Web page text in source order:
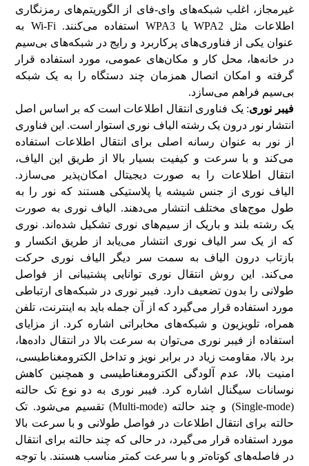
غیرمجاز، اغلب شبکه‌های وای-فای از الگوریتم‌های رمزنگاری
اطلاعات مثل WPA2 یا WPA3 استفاده می‌کنند. Wi-Fi به
عنوان یکی از فناوری‌های پرکاربرد و رایج در شبکه‌های بی‌سیم
در خانه‌ها، محل کار و مکان‌های عمومی، مورد استفاده قرار
گرفته و امکان اتصال همزمان چند دستگاه را به یک شبکه
بی‌سیم فراهم می‌سازد.
فیبر نوری: یک فناوری انتقال اطلاعات است که بر اساس اصل
انتشار نور درون یک رشته الیاف نوری استوار است. این فناوری
از نور به عنوان رسانه اصلی برای انتقال اطلاعات استفاده
می‌کند و با سرعت و کیفیت بسیار بالا از طریق این الیاف،
انتقال اطلاعات را به صورت دیجیتال امکان‌پذیر می‌سازد.
الیاف نوری از جنس شیشه یا پلاستیکی هستند که نور را به
طول موج‌های مختلف انتشار می‌دهند. الیاف نوری به صورت
یک رشته بلند و باریک از سیم‌های نوری تشکیل شده‌اند. نوری
که از یک سر الیاف نوری انتشار می‌یابد از طریق انکسار و
بازتاب درون الیاف به سمت سر دیگر الیاف نوری حرکت
می‌کند. این روش انتقال نوری توانایی پشتیبانی از فواصل
طولانی را بدون تضعیف دارد. فیبر نوری در شبکه‌های ارتباطی
مورد استفاده قرار می‌گیرد که از آن جمله باید به اینترنت، تلفن
همراه، تلویزیون و شبکه‌های مخابراتی اشاره کرد. از مزایای
استفاده از فیبر نوری می‌توان به سرعت بالا در انتقال داده‌ها،
برد بالا، مقاومت زیاد در برابر نویز و تداخل الکترومغناطیسی،
امنیت بالا، عدم آلودگی الکترومغناطیسی و همچنین کاهش
نوسانات سیگنال اشاره کرد. فیبر نوری به دو نوع تک حالته
(Single-mode) و چند حالته (Multi-mode) تقسیم می‌شود. تک‌
حالته برای انتقال اطلاعات در فواصل طولانی و با سرعت بالا
مورد استفاده قرار می‌گیرد، در حالی که چند حالته برای انتقال
در فاصله‌های کوتاه‌تر و با سرعت کمتر مناسب هستند. با توجه